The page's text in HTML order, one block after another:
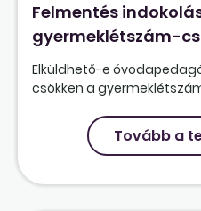
Felmentés
gyermeklétszám-
Elküldhető-e
csökken a
Tovább a